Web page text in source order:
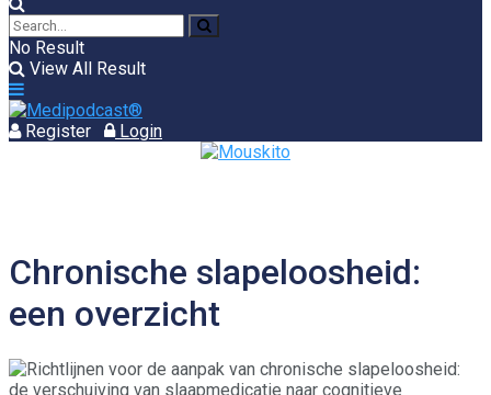
No Result
View All Result
Register Login
Chronische slapeloosheid:
een overzicht